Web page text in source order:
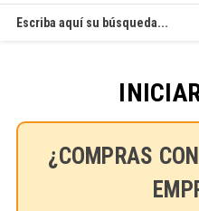
Buscar
en
¿COMPRAS